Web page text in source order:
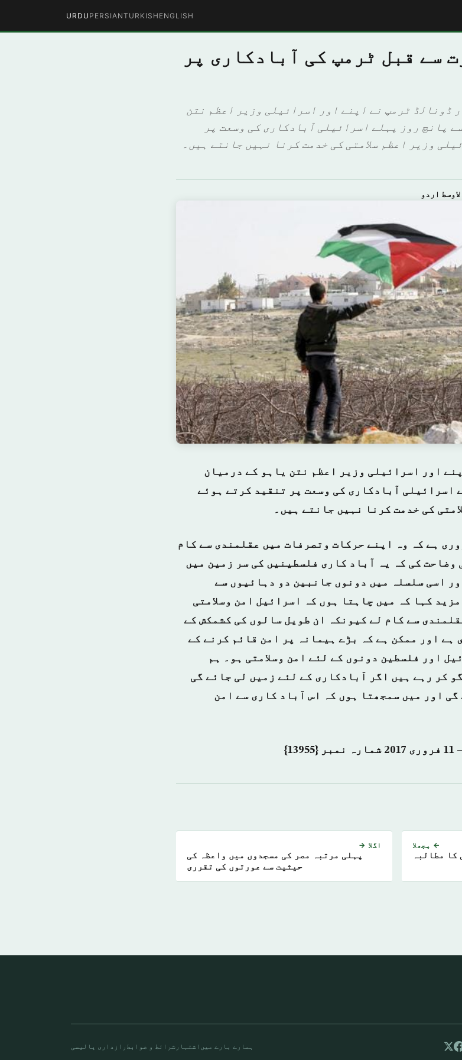
ENGLISH
TURKISH
PERSIAN
URDU
سے قبل ٹرمپ کی آبادکاری پر
ڈونالڈ ٹرمپ نے اپنے اور اسرائیلی وزیر اعظم نتن
پانچ روز پہلے اسرائیلی آبادکاری کی وسعت پر
وزیر اعظم سلامتی کی خدمت کرنا نہیں جانتے ہیں۔
اردو
اور اسرائیلی وزیر اعظم نتن یاہو کے درمیان
اسرائیلی آبادکاری کی وسعت پر تنقید کرتے ہوئے
کی خدمت کرنا نہیں جانتے ہیں۔
ہے کہ وہ اپنے حرکات وتصرفات میں عقلمندی سے کام
وضاحت کی کہ یہ آباد کاری فلسطینیں کی سر زمین میں
اسی سلسلہ میں دونوں جانبین دو دہائیوں سے
کہا کہ میں چاہتا ہوں کہ اسرائیل امن وسلامتی
سے کام لے کیونکہ ان طویل سالوں کی کشمکش کے
ہے اور ممکن ہے کہ بڑے ہیمانہ پر امن قائم کرنے کے
اور فلسطین دونوں کے لئے امن وسلامتی ہو۔ ہم
کر رہے ہیں اگر آبادکاری کے لئے زمیں لی جائے گی
اور میں سمجھتا ہوں کہ اس آباد کاری سے امن
← پچھلا
کا مطالبہ
اگلا →
پہلی مرتبہ مصر کی مسجدوں میں واعظہ کی
حیثیت سے عورتوں کی تقرری
ہمارے بارے میں اشتہار شرائط و ضوابط رازداری پالیسی